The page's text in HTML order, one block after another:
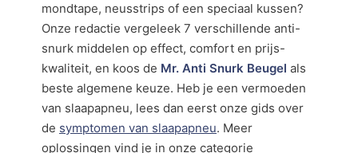
mondtape, neusstrips of een speciaal kussen?
Onze redactie vergeleek 7 verschillende anti-
snurk middelen op effect, comfort en prijs-
kwaliteit, en koos de Mr. Anti Snurk Beugel als
beste algemene keuze. Heb je een vermoeden
van slaapapneu, lees dan eerst onze gids over
de symptomen van slaapapneu. Meer
oplossingen vind je in onze categorie